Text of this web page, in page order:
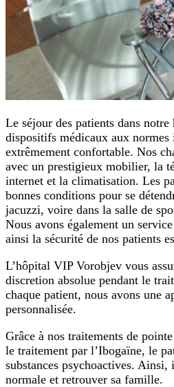
Le séjour des patients dans
dispositifs médicaux aux normes
extrêmement confortable. Nos
avec un prestigieux mobilier, la
internet et la climatisation. Les
bonnes conditions pour se
jacuzzi, voire dans la salle de
Nous avons également un
ainsi la sécurité de nos patients
L’hôpital VIP Vorobjev vous
discretion absolue pendant le
chaque patient, nous avons une
personnalisée.
Grâce à nos traitements de
le traitement par l’Ibogaïne, le
substances psychoactives.
normale et retrouver sa famille.